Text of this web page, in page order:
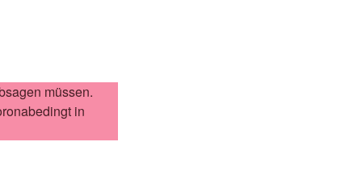
müssen.
in